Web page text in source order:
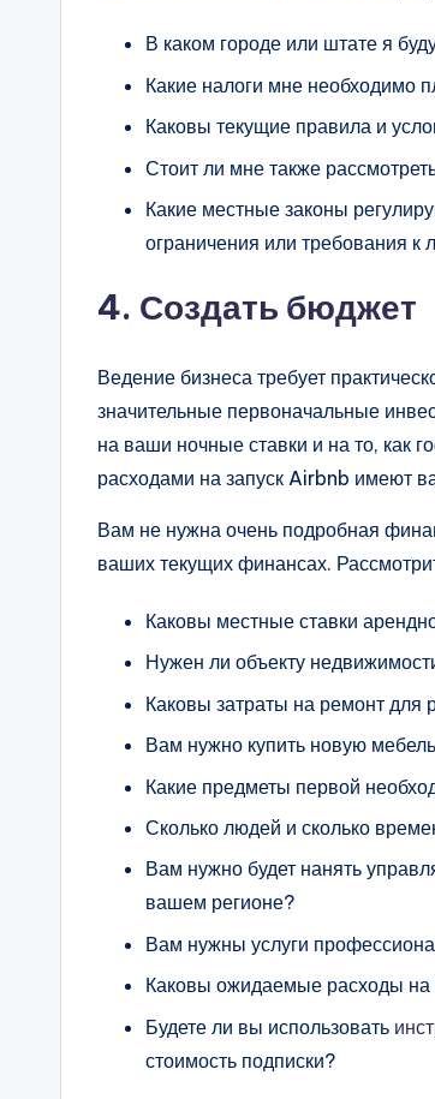
В каком городе или штате я
Какие налоги мне необходимо
Каковы текущие правила и
Стоит ли мне также
Какие местные законы
ограничения или требования к
4. Создать бюджет
Ведение бизнеса требует
значительные первоначальные
на ваши ночные ставки и на то, как
расходами на запуск Airbnb имеют
Вам не нужна очень подробная
ваших текущих финансах.
Каковы местные ставки
Нужен ли объекту
Каковы затраты на ремонт для
Вам нужно купить новую
Какие предметы первой
Сколько людей и сколько
Вам нужно будет нанять
вашем регионе?
Вам нужны услуги
Каковы ожидаемые расходы на
Будете ли вы использовать
стоимость подписки?